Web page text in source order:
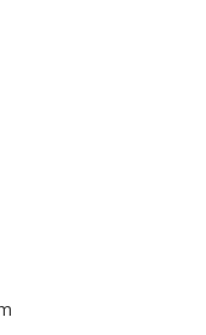
prvky výpisu